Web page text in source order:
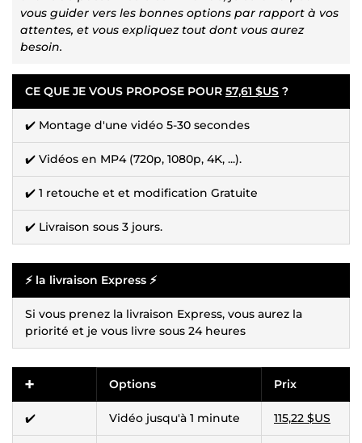
vous guider vers les bonnes options par rapport à vos
attentes, et vous expliquez tout dont vous aurez
besoin.
CE QUE JE VOUS PROPOSE POUR 57,61 $US ?
✔️ Montage d'une vidéo 5-30 secondes
✔️ Vidéos en MP4 (720p, 1080p, 4K, ...).
✔️ 1 retouche et et modification Gratuite
✔️ Livraison sous 3 jours.
⚡ la livraison Express ⚡
Si vous prenez la livraison Express, vous aurez la
priorité et je vous livre sous 24 heures
➕ Options Prix
✔️ Vidéo jusqu'à 1 minute 115,22 $US